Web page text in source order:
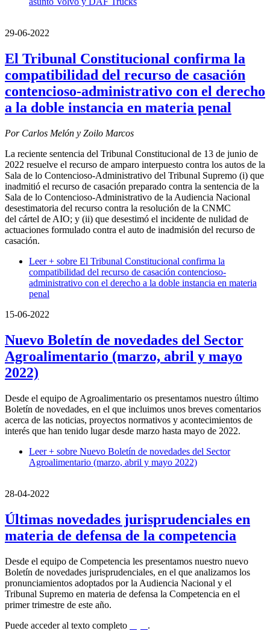
29-06-2022
El Tribunal Constitucional confirma la
compatibilidad del recurso de casación
contencioso-administrativo con el derecho
a la doble instancia en materia penal
Por Carlos Melón y Zoilo Marcos
La reciente sentencia del Tribunal Constitucional de 13 de junio de
2022 resuelve el recurso de amparo interpuesto contra los autos de la
Sala de lo Contencioso-Administrativo del Tribunal Supremo (i) que
inadmitió el recurso de casación preparado contra la sentencia de la
Sala de lo Contencioso-Administrativo de la Audiencia Nacional
desestimatoria del recurso contra la resolución de la CNMC
del cártel de AIO; y (ii) que desestimó el incidente de nulidad de
actuaciones formulado contra el auto de inadmisión del recurso de
casación.
Leer + sobre El Tribunal Constitucional confirma la
compatibilidad del recurso de casación contencioso-
administrativo con el derecho a la doble instancia en materia
penal
15-06-2022
Nuevo Boletín de novedades del Sector
Agroalimentario (marzo, abril y mayo
2022)
Desde el equipo de Agroalimentario os presentamos nuestro último
Boletín de novedades, en el que incluimos unos breves comentarios
acerca de las noticias, proyectos normativos y acontecimientos de
interés que han tenido lugar desde marzo hasta mayo de 2022.
Leer + sobre Nuevo Boletín de novedades del Sector
Agroalimentario (marzo, abril y mayo 2022)
28-04-2022
Últimas novedades jurisprudenciales en
materia de defensa de la competencia
Desde el equipo de Competencia les presentamos nuestro nuevo
Boletín de novedades jurisprudenciales, en el que analizamos los
pronunciamientos adoptados por la Audiencia Nacional y el
Tribunal Supremo en materia de defensa la Competencia en el
primer trimestre de este año.
Puede acceder al texto completo
.